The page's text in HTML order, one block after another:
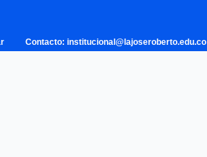
Contacto: institucional@lajoseroberto.edu.co